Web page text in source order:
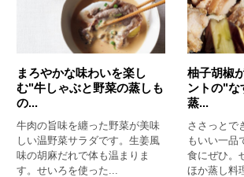
まろやかな味わいを楽し
む"牛しゃぶと野菜の蒸しも
の...
牛肉の旨味を纏った野菜が美味
しい温野菜サラダです。生姜風
味の胡麻だれで体も温まりま
す。せいろを使った...
柚子胡椒
ントの"な
蒸...
ささっとで
もいい一品
食にぜひ。
ほか蒸し料